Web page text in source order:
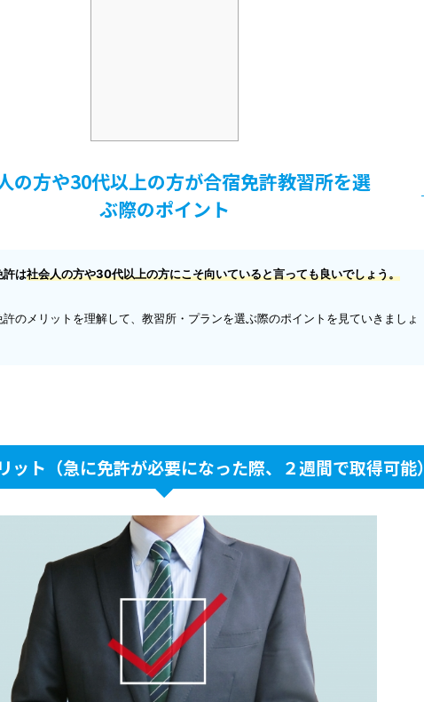
の方や30代以上の方が合宿免許教習所を選
ぶ際のポイント
許は社会人の方や30代以上の方にこそ向いていると言っても良いでしょう。
許のメリットを理解して、教習所・プランを選ぶ際のポイントを見ていきましょ
ット（急に免許が必要になった際、２週間で取得可能）